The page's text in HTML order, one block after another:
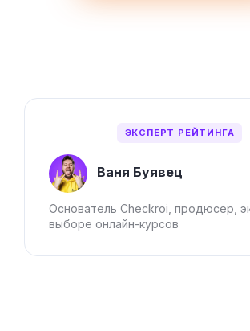
ЭКСПЕРТ РЕЙТИНГА
Ваня Буявец
Основатель Checkroi, продюсер,
выборе онлайн-курсов